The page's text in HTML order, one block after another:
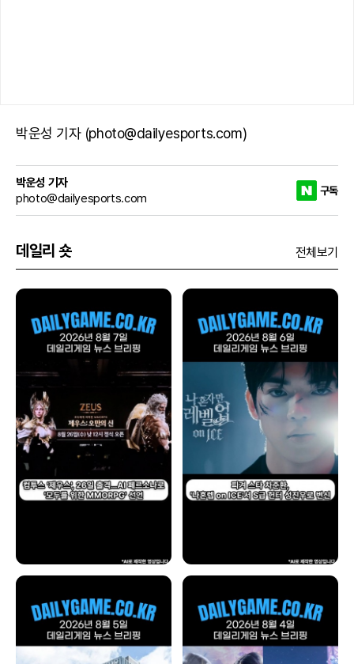
박운성 기자 (photo@dailyesports.com)
박운성 기자
photo@dailyesports.com
구독
데일리 숏 전체보기